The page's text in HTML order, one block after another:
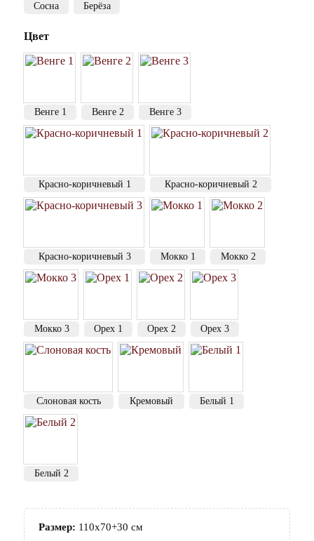
Сосна Берёза
Цвет
Венге 1 Венге 2 Венге 3
Красно-коричневый 1 Красно-коричневый 2
Красно-коричневый 3 Мокко 1 Мокко 2
Мокко 3 Орех 1 Орех 2 Орех 3
Слоновая кость Кремовый Белый 1
Белый 2
Размер: 110х70+30 см